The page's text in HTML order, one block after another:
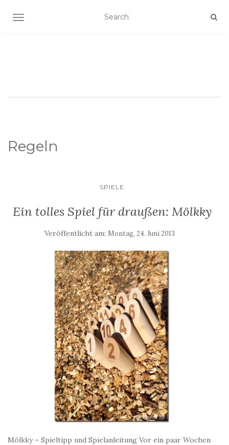
SCHALTE NAVIGATION
Regeln
SPIELE
Ein tolles Spiel für draußen: Mölkky
Veröffentlicht am: Montag, 24. Juni 2013
Mölkky – Spieltipp und Spielanleitung Vor ein paar Wochen